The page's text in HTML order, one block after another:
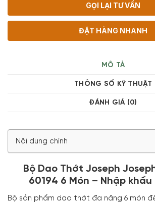
GỌI LẠI TƯ VẤN
ĐẶT HÀNG NHANH
MÔ TẢ
THÔNG SỐ KỸ THUẬT
ĐÁNH GIÁ (0)
Nội dung chính
Bộ Dao Thớt Joseph
60194 6 Món – Nhập khẩu
Bộ sản phẩm dao thớt đa năng 6 món